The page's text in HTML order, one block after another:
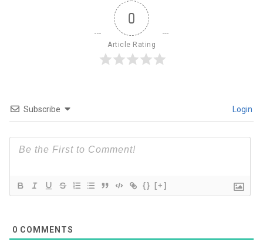
0
Article Rating
Subscribe Login
{} [+]
0 COMMENTS